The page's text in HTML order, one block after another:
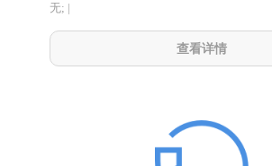
无; |
查看详情